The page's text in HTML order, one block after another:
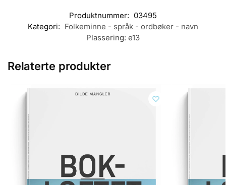
Produktnummer: 03495
Kategori: Folkeminne - språk - ordbøker - navn
Plassering: e13
Relaterte produkter